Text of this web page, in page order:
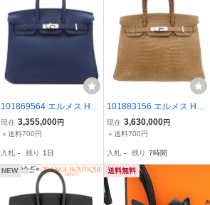
101869564 エルメス HE
RMES バーキン25 Z刻印
ブルーネイビー シルバー
バッグ レディース
現在 3,355,000円
＋送料700円
入札 - 残り 1日
101883156 エルメス HE
RMES バーキン 30 □R刻
印 ベージュ系 シルバー金
バッグ レディース
現在 3,630,000円
＋送料700円
入札 - 残り 7時間
NEW 送料無料